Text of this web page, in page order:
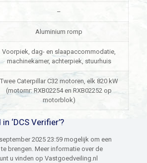
–
Aluminium romp
Voorpiek, dag- en slaapaccommodatie,
machinekamer, achterpiek, stuurhuis
Twee Caterpillar C32 motoren, elk 820 kW
(motor­nr: RXB02254 en RXB02252 op
motorblok)
‘DCS Verifier’?
2025 23:59 mogelijk om een
brengen. Meer informatie over de
u vinden op Vastgoedveiling.nl